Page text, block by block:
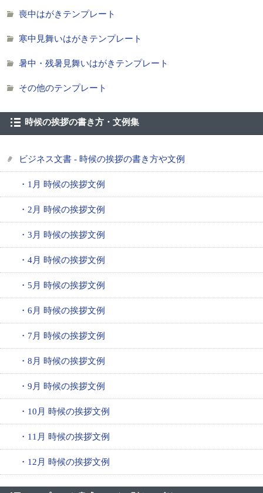
喪中はがきテンプレート
寒中見舞いはがきテンプレート
暑中・残暑見舞いはがきテンプレート
その他のテンプレート
時候の挨拶の書き方・文例集
ビジネス文書 - 時候の挨拶の書き方や文例
・1月 時候の挨拶文例
・2月 時候の挨拶文例
・3月 時候の挨拶文例
・4月 時候の挨拶文例
・5月 時候の挨拶文例
・6月 時候の挨拶文例
・7月 時候の挨拶文例
・8月 時候の挨拶文例
・9月 時候の挨拶文例
・10月 時候の挨拶文例
・11月 時候の挨拶文例
・12月 時候の挨拶文例